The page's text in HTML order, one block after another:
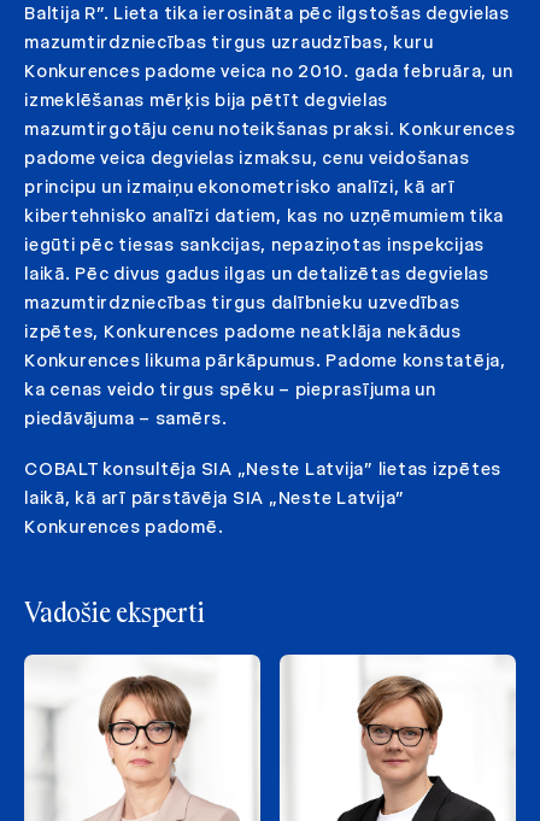
Baltija R”. Lieta tika ierosināta pēc ilgstošas degvielas
mazumtirdzniecības tirgus uzraudzības, kuru
Konkurences padome veica no 2010. gada februāra, un
izmeklēšanas mērķis bija pētīt degvielas
mazumtirgotāju cenu noteikšanas praksi. Konkurences
padome veica degvielas izmaksu, cenu veidošanas
principu un izmaiņu ekonometrisko analīzi, kā arī
kibertehnisko analīzi datiem, kas no uzņēmumiem tika
iegūti pēc tiesas sankcijas, nepaziņotas inspekcijas
laikā. Pēc divus gadus ilgas un detalizētas degvielas
mazumtirdzniecības tirgus dalībnieku uzvedības
izpētes, Konkurences padome neatklāja nekādus
Konkurences likuma pārkāpumus. Padome konstatēja,
ka cenas veido tirgus spēku – pieprasījuma un
piedāvājuma – samērs.
COBALT konsultēja SIA „Neste Latvija” lietas izpētes
laikā, kā arī pārstāvēja SIA „Neste Latvija”
Konkurences padomē.
Vadošie eksperti